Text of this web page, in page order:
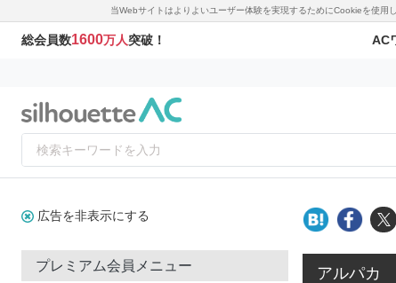
当Webサイトはよりよいユーザー体験を実現するためにCookieを使
総会員数1600万人突破！ AC
広告を非表示にする
プレミアム会員メニュー アルパカ